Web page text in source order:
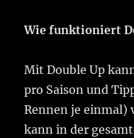
Wie funktioniert
Mit Double Up
pro Saison und
Rennen je einmal)
kann in der